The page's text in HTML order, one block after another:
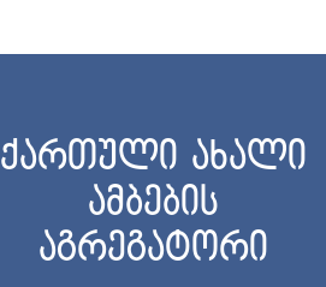
ქართული ახალი
ამბების
აგრეგატორი